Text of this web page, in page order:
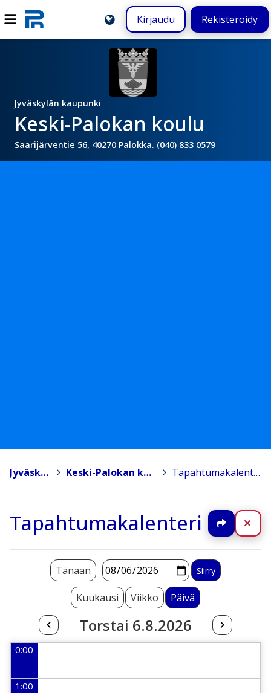
Kirjaudu Rekisteröidy
Jyväskylän kaupunki
Keski-Palokan koulu
Saarijärventie 56, 40270 Palokka. (040) 833 0579
Jyväskylä > Keski-Palokan koulu > Tapahtumakalenteri
Tapahtumakalenteri Jaa
Kuukausi Viikko Päivä
Torstai 6.8.2026
Tänään
0:00
1:00